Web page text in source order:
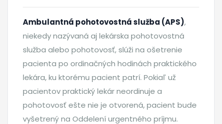
Ambulantná pohotovostná služba (APS),
niekedy nazývaná aj lekárska pohotovostná
služba alebo pohotovosť, slúži na ošetrenie
pacienta po ordinačných hodinách praktického
lekára, ku ktorému pacient patrí. Pokiaľ už
pacientov praktický lekár neordinuje a
pohotovosť ešte nie je otvorená, pacient bude
vyšetrený na Oddelení urgentného príjmu.